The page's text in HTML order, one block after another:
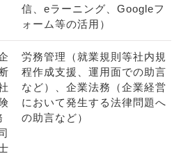
信、eラーニング、Googleフ
ォーム等の活用）
労務管理（就業規則等社内規
程作成支援、運用面での助言
など）、企業法務（企業経営
において発生する法律問題へ
の助言など）